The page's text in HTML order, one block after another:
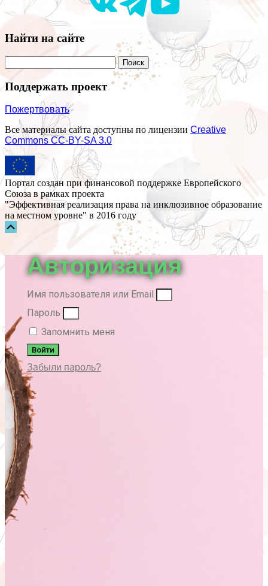
Найти на сайте
Поддержать проект
Пожертвовать
Все материалы сайта доступны по лицензии Creative
Commons СС-BY-SA 3.0
Портал создан при финансовой поддержке Европейского
Союза в рамках проекта
"Эффективная реализация права на инклюзивное образование
на местном уровне" в 2016 году
Авторизация
Имя пользователя или Email
Пароль
Запомнить меня
Войти
Забыли пароль?